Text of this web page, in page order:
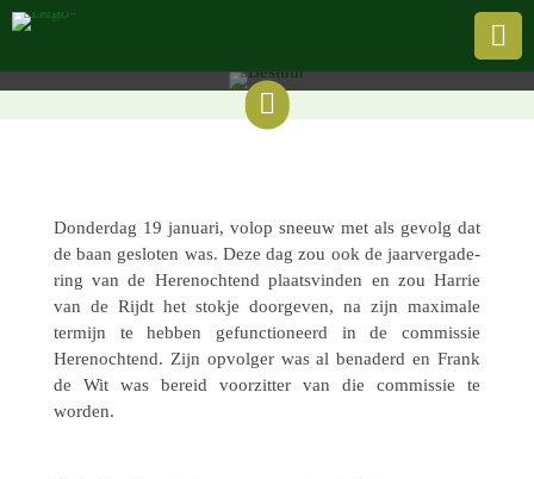


Donder­dag 19 januari, volop sneeuw met als gevolg dat
de baan geslo­ten was. Deze dag zou ook de jaar­ver­ga­de­
ring van de Heren­och­tend plaats­vin­den en zou Harrie
van de Rijdt het stokje door­ge­ven, na zijn maxi­male
termijn te hebben gefunc­ti­o­neerd in de commis­sie
Heren­och­tend. Zijn opvol­ger was al bena­derd en Frank
de Wit was bereid voor­zit­ter van die commis­sie te
worden.